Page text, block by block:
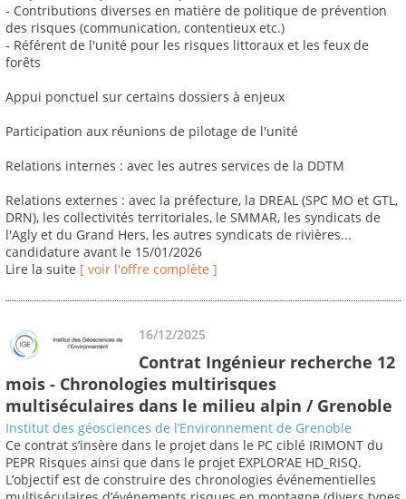
- Contributions diverses en matière de politique de prévention
des risques (communication, contentieux etc.)
- Référent de l'unité pour les risques littoraux et les feux de
forêts
Appui ponctuel sur certains dossiers à enjeux
Participation aux réunions de pilotage de l'unité
Relations internes : avec les autres services de la DDTM
Relations externes : avec la préfecture, la DREAL (SPC MO et GTL,
DRN), les collectivités territoriales, le SMMAR, les syndicats de
l'Agly et du Grand Hers, les autres syndicats de rivières...
candidature avant le 15/01/2026
Lire la suite [ voir l'offre complète ]
16/12/2025
Contrat Ingénieur recherche 12
mois - Chronologies multirisques
multiséculaires dans le milieu alpin / Grenoble
Institut des géosciences de l’Environnement de Grenoble
Ce contrat s’insère dans le projet dans le PC ciblé IRIMONT du
PEPR Risques ainsi que dans le projet EXPLOR’AE HD_RISQ.
L’objectif est de construire des chronologies événementielles